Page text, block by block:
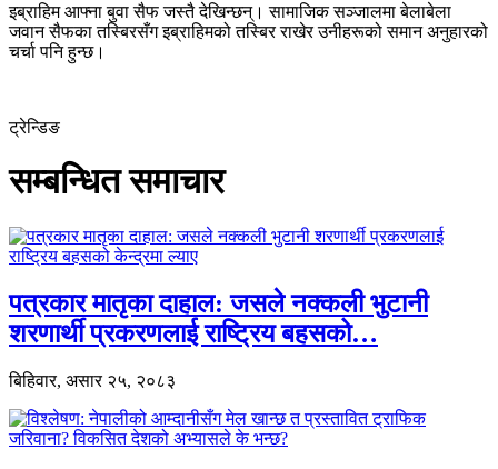
इब्राहिम आफ्ना बुवा सैफ जस्तै देखिन्छन्। सामाजिक सञ्जालमा बेलाबेला
जवान सैफका तस्बिरसँग इब्राहिमको तस्बिर राखेर उनीहरूको समान अनुहारको
चर्चा पनि हुन्छ।
ट्रेन्डिङ
सम्बन्धित समाचार
पत्रकार मातृका दाहाल: जसले नक्कली भुटानी
शरणार्थी प्रकरणलाई राष्ट्रिय बहसको…
बिहिवार, असार २५, २०८३